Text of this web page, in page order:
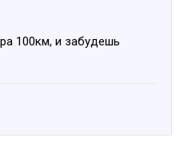
100км, и забудешь